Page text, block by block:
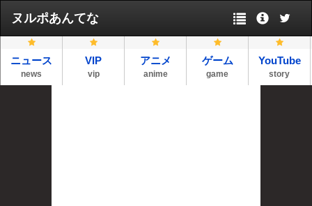
ヌルポあんてな
ニュース
news
VIP
vip
アニメ
anime
ゲーム
game
YouTube
story